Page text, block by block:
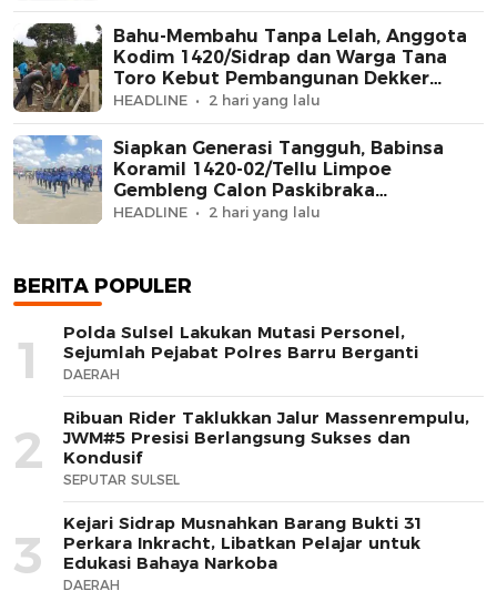
Bahu-Membahu Tanpa Lelah, Anggota
Kodim 1420/Sidrap dan Warga Tana
Toro Kebut Pembangunan Dekker
Jembatan Beton
HEADLINE 2 hari yang lalu
Siapkan Generasi Tangguh, Babinsa
Koramil 1420-02/Tellu Limpoe
Gembleng Calon Paskibraka
Kecamatan
HEADLINE 2 hari yang lalu
BERITA POPULER
1
Polda Sulsel Lakukan Mutasi Personel,
Sejumlah Pejabat Polres Barru Berganti
DAERAH
2
Ribuan Rider Taklukkan Jalur Massenrempulu,
JWM#5 Presisi Berlangsung Sukses dan
Kondusif
SEPUTAR SULSEL
3
Kejari Sidrap Musnahkan Barang Bukti 31
Perkara Inkracht, Libatkan Pelajar untuk
Edukasi Bahaya Narkoba
DAERAH